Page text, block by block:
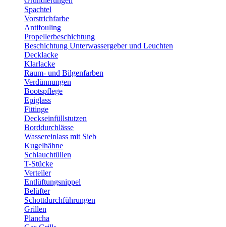
Spachtel
Vorstrichfarbe
Antifouling
Propellerbeschichtung
Beschichtung Unterwassergeber und Leuchten
Decklacke
Klarlacke
Raum- und Bilgenfarben
Verdünnungen
Bootspflege
Epiglass
Fittinge
Deckseinfüllstutzen
Borddurchlässe
Wassereinlass mit Sieb
Kugelhähne
Schlauchtüllen
T-Stücke
Verteiler
Entlüftungsnippel
Belüfter
Schottdurchführungen
Grillen
Plancha